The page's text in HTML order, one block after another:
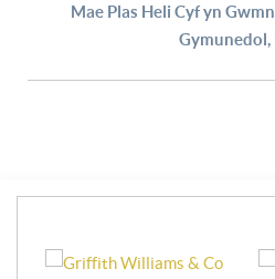
Mae Plas Heli Cyf yn
Gymunedol,